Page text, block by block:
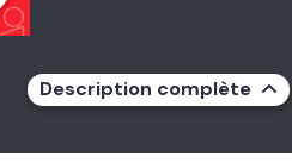
Description complète